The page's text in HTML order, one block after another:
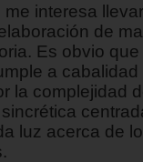
me interesa
de
Es obvio
a
la complejidad
luz acerca de